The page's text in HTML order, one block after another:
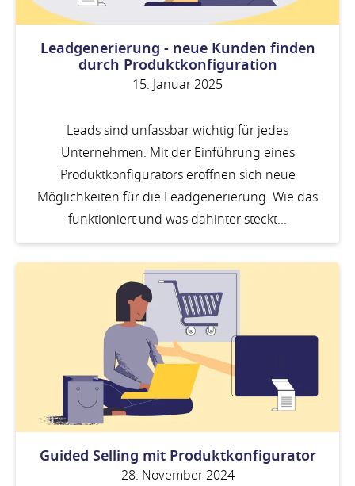
Leadgenerierung - neue Kunden finden
durch Produktkonfiguration
15. Januar 2025
Leads sind unfassbar wichtig für jedes
Unternehmen. Mit der Einführung eines
Produktkonfigurators eröffnen sich neue
Möglichkeiten für die Leadgenerierung. Wie das
funktioniert und was dahinter steckt...
Guided Selling mit Produktkonfigurator
28. November 2024